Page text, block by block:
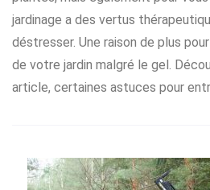
jardinage a des vertus
déstresser. Une raison de plus
de votre jardin malgré le gel.
article, certaines astuces pour